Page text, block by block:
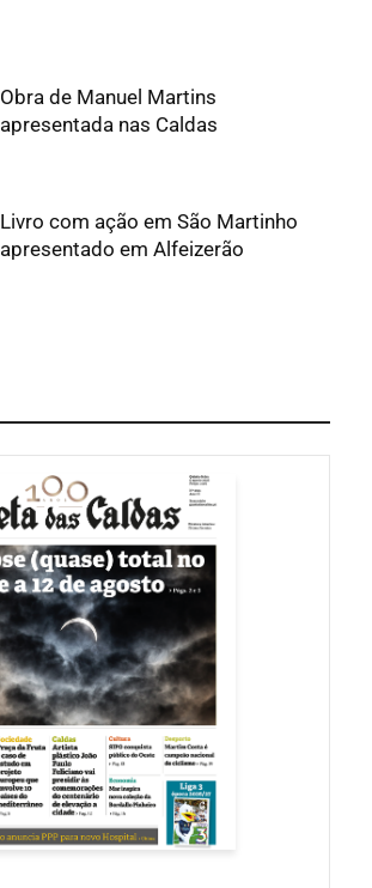
Obra de Manuel Martins
apresentada nas Caldas
Livro com ação em São Martinho
apresentado em Alfeizerão